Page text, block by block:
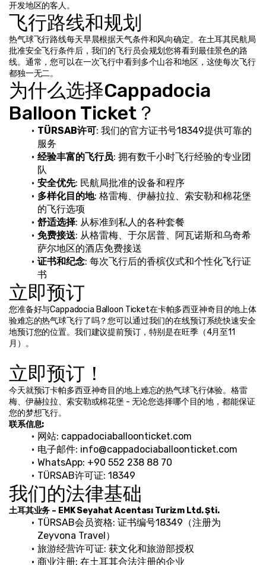
开发地区的客人。
飞行路线和规划
热气球飞行路线每天早晨根据天气条件和风向确定。在土耳其民航局
批准安全飞行条件后，我们的飞行员会规划您将看到最佳景色的路
线。通常，您可以在一次飞行中看到多个山谷和地区，这使每次飞行
都独一无二。
为什么选择Cappadocia
Balloon Ticket？
TÜRSAB许可: 我们的官方证书号18349提供可靠的
服务
经验丰富的飞行员: 拥有数千小时飞行经验的专业团
队
安全优先: 民航局批准的设备和程序
多样化目的地: 格雷梅、伊赫拉拉、索安勒和棉花堡
的飞行选项
舒适选择: 从标准到私人的各种套餐
免费接送: 从格雷梅、于尔居普、阿瓦诺斯和乌奇希
萨尔地区的酒店免费接送
证书和纪念: 每次飞行后的香槟仪式和个性化飞行证
书
立即预订
您准备好与Cappadocia Balloon Ticket在卡帕多西亚神奇目的地上体
验难忘的热气球飞行了吗？您可以通过我们的在线预订系统快速安全
地预订您的位置。我们建议提前预订，特别是在旺季（4月至11
月）。
立即预订！
今天就预订卡帕多西亚神奇目的地上难忘的热气球飞行体验。格雷
梅、伊赫拉拉、索安勒或棉花堡 - 无论您选择哪个目的地，都能保证
您的梦想飞行。
联系信息:
网站: cappadociaballoonticket.com
电子邮件: info@cappadociaballoonticket.com
WhatsApp: +90 552 238 88 70
TÜRSAB许可证: 18349
我们的法律基础
土耳其业务 – EMK Seyahat Acentası Turizm Ltd. Şti.
TÜRSAB会员资格: 证书编号18349（注册为
Zeyvona Travel）
旅游经营许可证: 获文化和旅游部授权
商业注册: 在土耳其合法注册的企业